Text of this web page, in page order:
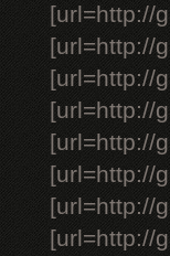
[url=http://
[url=http://
[url=http://
[url=http://
[url=http://
[url=http://
[url=http://
[url=http://